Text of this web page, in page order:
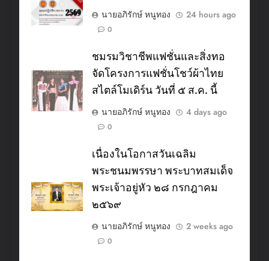
นายอภิรักษ์ หนูทอง
24 hours ago
0
ชมรมวิชาชีพแฟชั่นและสิ่งทอ
จัดโครงการแฟชั่นโชว์ผ้าไทย
สไตล์โมเดิร์น วันที่ ๕ ส.ค. นี้
นายอภิรักษ์ หนูทอง
4 days ago
0
เนื่องในโอกาสวันเฉลิม
พระชนมพรรษา พระบาทสมเด็จ
พระเจ้าอยู่หัว ๒๘ กรกฎาคม
๒๕๖๙
นายอภิรักษ์ หนูทอง
2 weeks ago
0